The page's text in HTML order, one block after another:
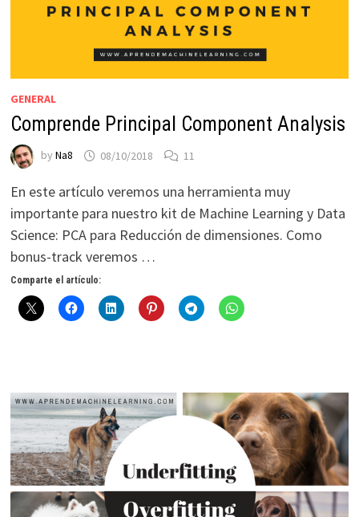
GENERAL
Comprende Principal Component Analysis
by Na8 08/10/2018 11
En este artículo veremos una herramienta muy
importante para nuestro kit de Machine Learning y Data
Science: PCA para Reducción de dimensiones. Como
bonus-track veremos …
Comparte el artículo: